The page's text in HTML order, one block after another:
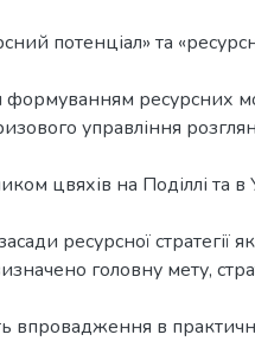
потенціал» та
формуванням ресурсних
управління
цвяхів на Поділлі та в
ресурсної стратегії
головну мету,
впровадження в